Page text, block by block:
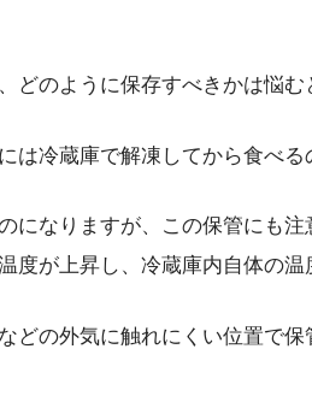
どのように保存すべきかは悩む
は冷蔵庫で解凍してから食べる
になりますが、この保管にも注
度が上昇し、冷蔵庫内自体の温
どの外気に触れにくい位置で